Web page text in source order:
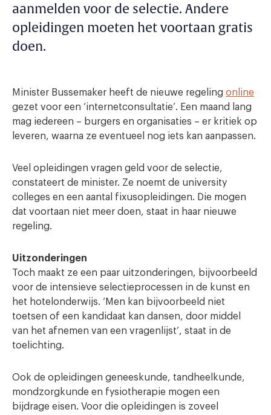
aanmelden voor de selectie. Andere
opleidingen moeten het voortaan gratis
doen.
Minister Bussemaker heeft de nieuwe regeling online
gezet voor een ‘internetconsultatie’. Een maand lang
mag iedereen – burgers en organisaties – er kritiek op
leveren, waarna ze eventueel nog iets kan aanpassen.
Veel opleidingen vragen geld voor de selectie,
constateert de minister. Ze noemt de university
colleges en een aantal fixusopleidingen. Die mogen
dat voortaan niet meer doen, staat in haar nieuwe
regeling.
Uitzonderingen
Toch maakt ze een paar uitzonderingen, bijvoorbeeld
voor de intensieve selectieprocessen in de kunst en
het hotelonderwijs. ‘Men kan bijvoorbeeld niet
toetsen of een kandidaat kan dansen, door middel
van het afnemen van een vragenlijst’, staat in de
toelichting.
Ook de opleidingen geneeskunde, tandheelkunde,
mondzorgkunde en fysiotherapie mogen een
bijdrage eisen. Voor die opleidingen is zoveel